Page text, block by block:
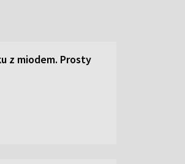
z miodem. Prosty